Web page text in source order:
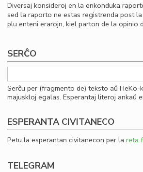
Diversaj konsideroj en la enkonduka
sed la raporto ne estas registrenda post
plu enteni erarojn, kiel parton de la opinio
SERĈO
Serĉu per (fragmento de) teksto aŭ HeKo-
majuskloj egalas. Esperantaj literoj ankaŭ
ESPERANTA CIVITANECO
Petu la esperantan civitanecon per la reta
TELEGRAM